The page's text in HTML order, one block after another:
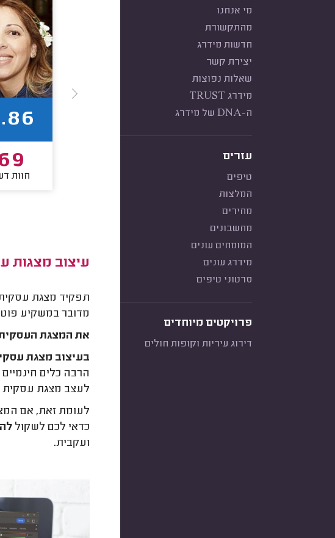
מי אנחנו
מהתקשורת
חדשות מידרג
יצירת קשר
שאלות נפוצות
מידרג TRUST
ה-DNA של מידרג
עזרים
טיפים
המלצות
מחירים
מחשבונים
המומחים עונים
מידרג עונים
סרטוני טיפים
פרויקטים מיוחדים
דירוג עיריות וקופות חולים
חוות
עיצוב מצגות
תפקיד מצגת
מדובר במשקיע
את המצגת
בעיצוב מצגת
הרבה כלים חינמיים
לעצב מצגת
לעומת זאת, אם
כדאי לכם לשקול
ועקבית.